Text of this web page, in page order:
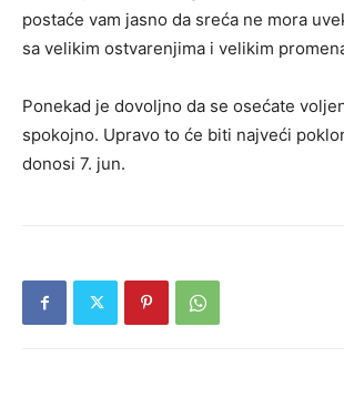
postaće vam jasno da sreća ne mora
sa velikim ostvarenjima i velikim
Ponekad je dovoljno da se osećate
spokojno. Upravo to će biti najveći
donosi 7. jun.